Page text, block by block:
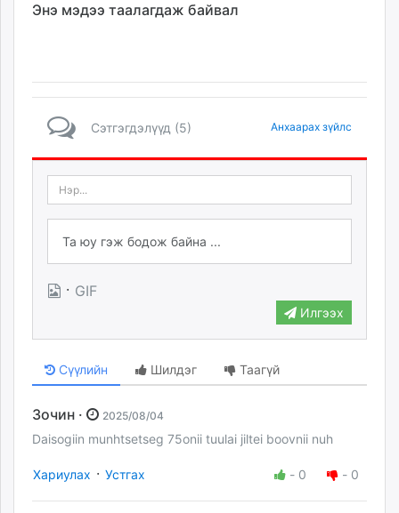
Энэ мэдээ таалагдаж байвал
Сэтгэгдэлүүд (5) Анхаарах зүйлс
· GIF
Илгээх
Сүүлийн Шилдэг Таагүй
Зочин · 2025/08/04
Daisogiin munhtsetseg 75onii tuulai jiltei boovnii nuh
Хариулах · Устгах - 0 - 0